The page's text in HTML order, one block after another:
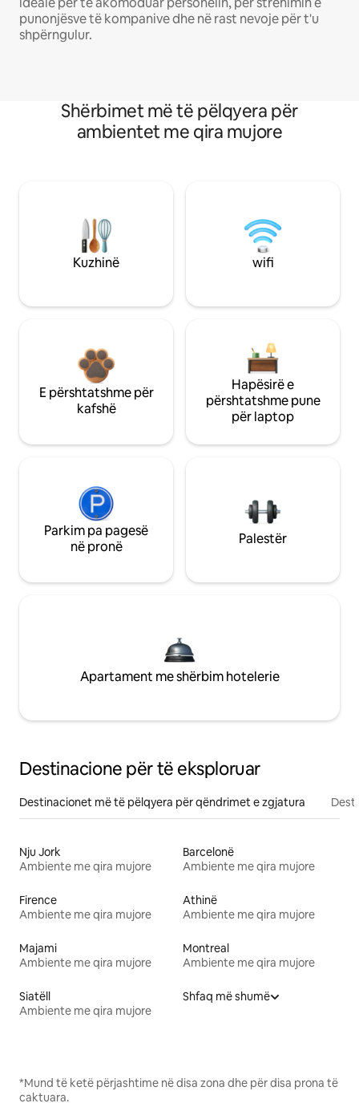
punonjësve të kompanive dhe në rast nevoje për t'u
shpërngulur.
Shërbimet më të pëlqyera për
ambientet me qira mujore
Kuzhinë wifi
E përshtatshme për
kafshë
Hapësirë e
përshtatshme pune
për laptop
Parkim pa pagesë
në pronë
Palestër
Apartament me shërbim hotelerie
Destinacione për të eksploruar
Destinacionet më të pëlqyera për qëndrimet e zgjatura
Nju Jork
Ambiente me qira mujore
Barcelonë
Ambiente me qira mujore
Firence
Ambiente me qira mujore
Athinë
Ambiente me qira mujore
Majami
Ambiente me qira mujore
Montreal
Ambiente me qira mujore
Siatëll
Ambiente me qira mujore
Shfaq më shumë
*Mund të ketë përjashtime në disa zona dhe për disa prona të
caktuara.